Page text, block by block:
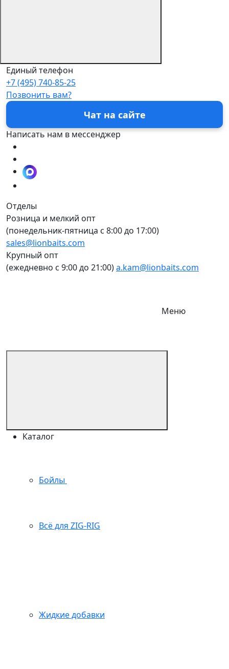
Единый телефон
+7 (495) 740-85-25
Позвонить вам?
Чат на сайте
Написать нам в мессенджер
Отделы
Розница и мелкий опт
(понедельник-пятница c 8:00 до 17:00)
sales@lionbaits.com
Крупный опт
(ежедневно с 9:00 до 21:00)a.kam@lionbaits.com
Меню
Каталог
Бойлы
Всё для ZIG-RIG
Жидкие добавки